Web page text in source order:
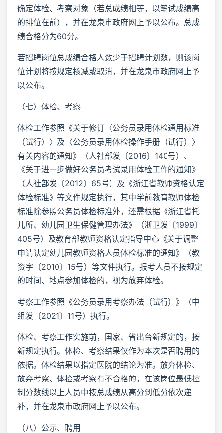
确定体检、考察对象（若总成绩相等，以笔试成绩高
的排位在前），并在龙泉市政府网上予以公布。总成
绩合格分为60分。
若招聘岗位总成绩合格人数少于招聘计划数，则该岗
位计划将按规定核减或取消，并在龙泉市政府网上予
以公布。
（七）体检、考察
体检工作参照《关于修订〈公务员录用体检通用标准
（试行）〉及〈公务员录用体检操作手册（试行）〉
有关内容的通知》（人社部发〔2016〕140号）、
《关于进一步做好公务员考试录用体检工作的通知》
（人社部发〔2012〕65号）及《浙江省教师资格认定
体检标准》等文件规定执行，其中学前教育教师体检
标准除参照公务员体检标准外，还需根据《浙江省托
儿所、幼儿园卫生保健管理办法》（浙卫发〔1999〕
405号）及教育部教师资格认定指导中心《关于调整
申请认定幼儿园教师资格人员体检标准的通知》（教
资字〔2010〕15号）等文件执行。报考人员不按规定
的时间、地点参加体检的，视为放弃体检。
考察工作参照《公务员录用考察办法（试行）》（中
组发〔2021〕11号）执行。
体检、考察工作实施前，国家、省出台新规定的，按
新规定执行。体检、考察结果仅作为本次是否聘用的
依据。体检结果以指定医院的结论为准。放弃体检、
放弃考察、体检或考察有不合格的，在该岗位最低控
制分数线以上人员中按总成绩从高分到低分依次递
补，并在龙泉市政府网上予以公布。
（八）公示、聘用